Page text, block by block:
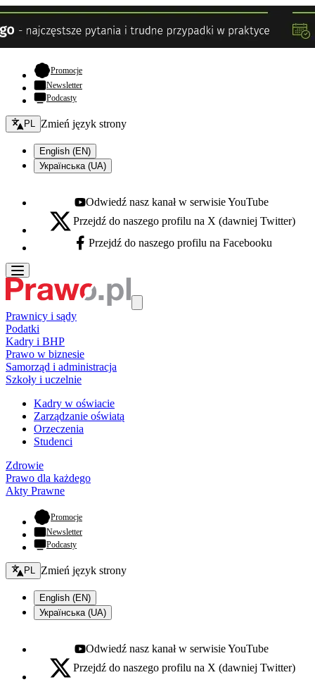
Promocje- otwiera się w nowej karcie
Newsletter
Podcasty
Zmień język - bieżący:
PL Zmień język strony
English (EN)
Українська (UA)
Youtube - otwiera się w nowej karcie
Odwiedź nasz kanał w serwisie YouTube
X - otwiera się w nowej karcie
Przejdź do naszego profilu na X (dawniej Twitter)
Facebook - otwiera się w nowej karcie
Przejdź do naszego profilu na Facebooku
Prawnicy i sądy
Podatki
Kadry i BHP
Prawo w biznesie
Samorząd i administracja
Szkoły i uczelnie
Kadry w oświacie
Zarządzanie oświatą
Orzeczenia
Studenci
Zdrowie
Prawo dla każdego
Akty Prawne
Promocje- otwiera się w nowej karcie
Newsletter
Podcasty
Zmień język - bieżący:
PL Zmień język strony
English (EN)
Українська (UA)
Youtube - otwiera się w nowej karcie
Odwiedź nasz kanał w serwisie YouTube
X - otwiera się w nowej karcie
Przejdź do naszego profilu na X (dawniej Twitter)